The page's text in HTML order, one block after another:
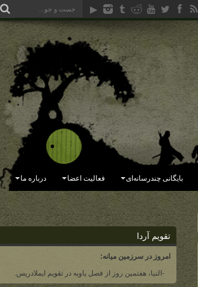
بایگانی چندرسانه‌ای فعالیت اعضا درباره ما
تقویم آردا
امروز در سرزمین میانه:
-النیا، هفتمین روز از فصل یاویه در تقویم ایملادریس.